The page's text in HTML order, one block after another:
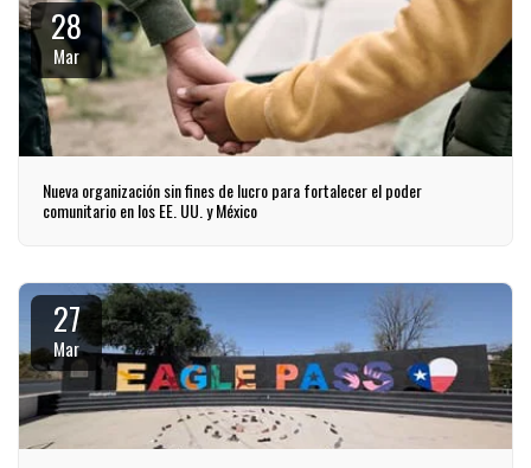
28
Mar
Nueva organización sin fines de lucro para fortalecer el poder
comunitario en los EE. UU. y México
27
Mar